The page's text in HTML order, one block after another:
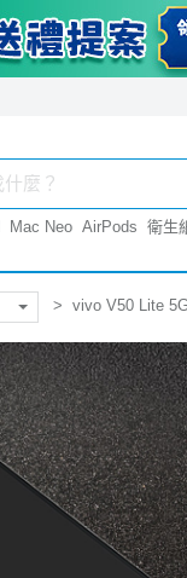
Mac Neo AirPods 衛生
vivo V50 Lite